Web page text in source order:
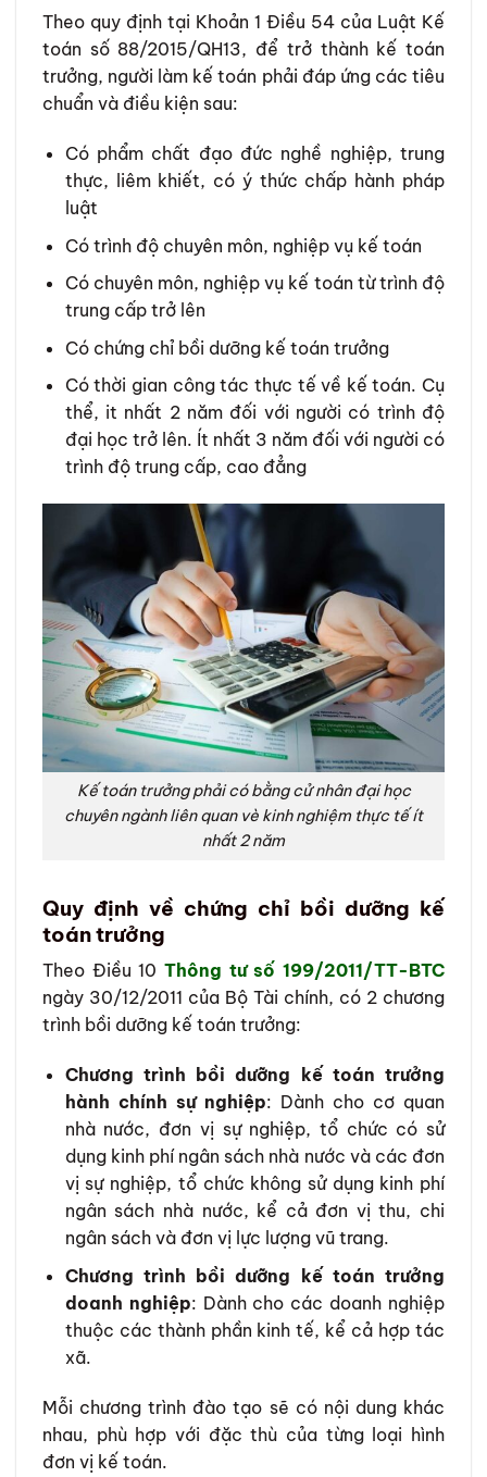
Theo quy định tại Khoản 1 Điều 54 của Luật Kế
toán số 88/2015/QH13, để trở thành kế toán
trưởng, người làm kế toán phải đáp ứng các tiêu
chuẩn và điều kiện sau:
Có phẩm chất đạo đức nghề nghiệp, trung
thực, liêm khiết, có ý thức chấp hành pháp
luật
Có trình độ chuyên môn, nghiệp vụ kế toán
Có chuyên môn, nghiệp vụ kế toán từ trình độ
trung cấp trở lên
Có chứng chỉ bồi dưỡng kế toán trưởng
Có thời gian công tác thực tế về kế toán. Cụ
thể, it nhất 2 năm đối với người có trình độ
đại học trở lên. Ít nhất 3 năm đối với người có
trình độ trung cấp, cao đẳng
Kế toán trưởng phải có bằng cử nhân đại học
chuyên ngành liên quan vè kinh nghiệm thực tế ít
nhất 2 năm
Quy định về chứng chỉ bồi dưỡng kế
toán trưởng
Theo Điều 10 Thông tư số 199/2011/TT-BTC
ngày 30/12/2011 của Bộ Tài chính, có 2 chương
trình bồi dưỡng kế toán trưởng:
Chương trình bồi dưỡng kế toán trưởng
hành chính sự nghiệp: Dành cho cơ quan
nhà nước, đơn vị sự nghiệp, tổ chức có sử
dụng kinh phí ngân sách nhà nước và các đơn
vị sự nghiệp, tổ chức không sử dụng kinh phí
ngân sách nhà nước, kể cả đơn vị thu, chi
ngân sách và đơn vị lực lượng vũ trang.
Chương trình bồi dưỡng kế toán trưởng
doanh nghiệp: Dành cho các doanh nghiệp
thuộc các thành phần kinh tế, kể cả hợp tác
xã.
Mỗi chương trình đào tạo sẽ có nội dung khác
nhau, phù hợp với đặc thù của từng loại hình
đơn vị kế toán.